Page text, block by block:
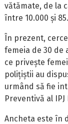
vătămate, de la
între 10.000 și
În prezent,
femeia de 30 de
ce privește
polițiștii au
urmând să fie
Preventivă al IPJ
Ancheta este în